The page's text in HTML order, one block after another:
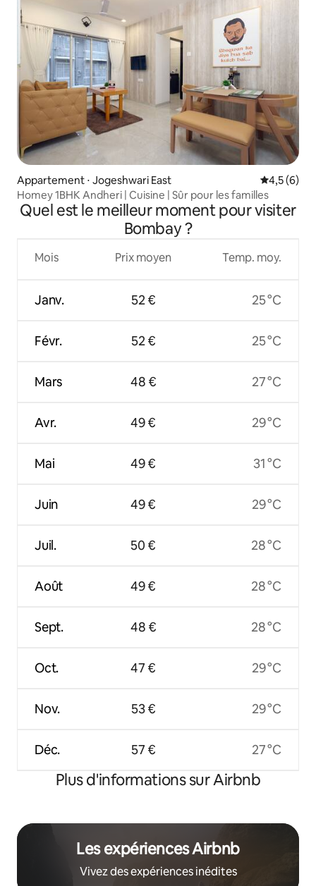
Appartement ⋅ Jogeshwari East Évaluation
4,5 (6)
Homey 1BHK Andheri | Cuisine | Sûr pour les familles
Quel est le meilleur moment pour visiter
Bombay ?
Mois
Janv.
Févr.
Mars
Avr.
Mai
Juin
Juil.
Août
Sept.
Oct.
Nov.
Déc.
Prix moyen
52 €
52 €
48 €
49 €
49 €
49 €
50 €
49 €
48 €
47 €
53 €
57 €
Temp. moy.
25 °C
25 °C
27 °C
29 °C
31 °C
29 °C
28 °C
28 °C
28 °C
29 °C
29 °C
27 °C
Plus d'informations sur Airbnb
Les expériences Airbnb
Vivez des expériences inédites